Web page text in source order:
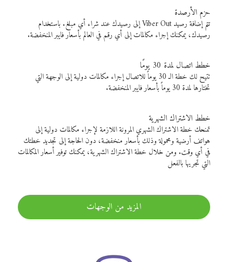
حزم الأرصدة
تتم إضافة رصيد Viber Out إلى رصيدك عند شراء أي مبلغ. باستخدام
رصيدك، يمكنك إجراء مكالمات إلى أي رقم في العالم بأسعار فايبر المنخفضة.
خطط اتصال لمدة 30 يومًا
تتيح لك خطة الـ 30 يوماً للاتصال إجراء مكالمات دولية إلى الوجهة التي
تختارها لمدة 30 يوماً بأسعار فايبر المنخفضة.
خطط الاشتراك الشهرية
تمنحك خطة الاشتراك الشهري المرونة اللازمة لإجراء مكالمات دولية إلى
هواتف أرضية ومحمولة وذلك بأسعار منخفضة، دون الحاجة إلى تجديد خطتك
في أي وقت. ومن خلال خطة الاشتراك الشهرية، يمكنك توفير أسعار المكالمات
التي تجريها بالفعل
المزيد من الوجهات